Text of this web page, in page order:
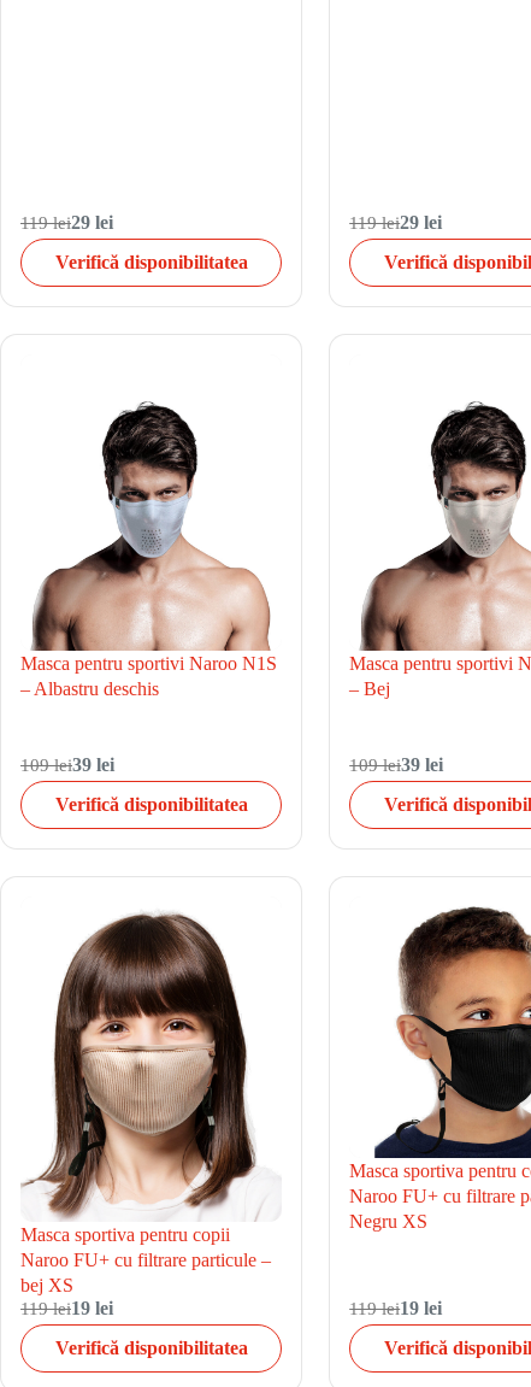
119 lei29 lei
Verifică disponibilitatea
119 lei29 lei
Verifică
Masca pentru sportivi Naroo N1S
– Albastru deschis
109 lei39 lei
Verifică disponibilitatea
Masca pentru sportivi
– Bej
109 lei39 lei
Verifică
Masca sportiva pentru copii
Naroo FU+ cu filtrare particule –
bej XS
119 lei19 lei
Verifică disponibilitatea
Masca sportiva pentru
Naroo FU+ cu filtrare
Negru XS
119 lei19 lei
Verifică